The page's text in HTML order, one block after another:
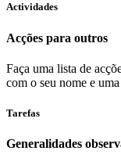
Actividades
Acções para outros
Faça uma lista de
com o seu nome e
Tarefas
Generalidades